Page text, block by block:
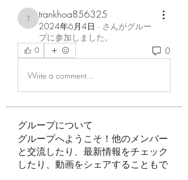
trankhoa856325
trankhoa856325
2024年6月4日 · さんがグルー
プに参加しました。
0 0
Write a comment...
グループについて
グループへようこそ！他のメンバー
と交流したり、最新情報をチェック
したり、動画をシェアすることもで